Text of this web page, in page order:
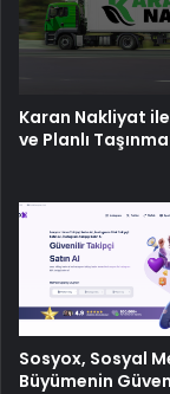
Karan Nakliyat
ve Planlı
Sosyox, Sosyal
Büyümenin